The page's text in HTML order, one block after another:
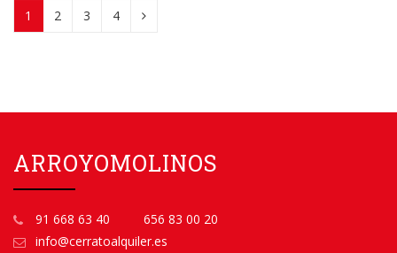
1 2 3 4
ARROYOMOLINOS
91 668 63 40
656 83 00 20
info@cerratoalquiler.es